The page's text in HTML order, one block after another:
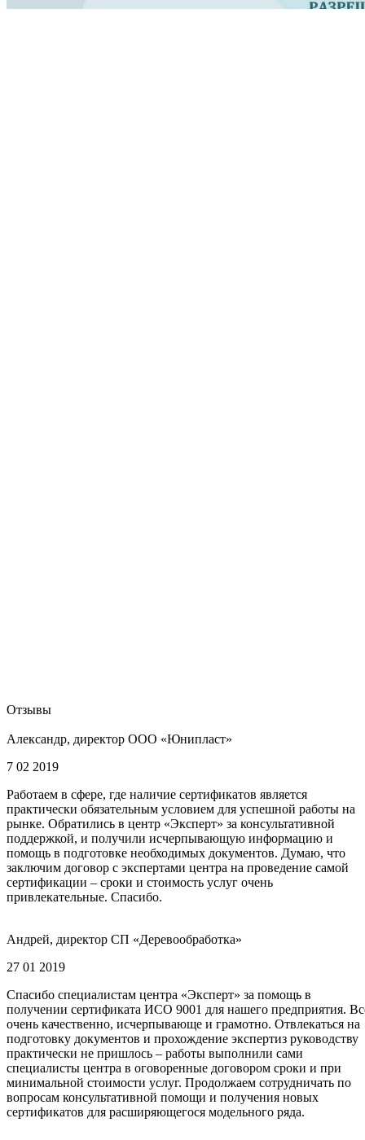
Отзывы
Александр, директор ООО «Юнипласт»
7 02 2019
Работаем в сфере, где наличие сертификатов является
практически обязательным условием для успешной работы на
рынке. Обратились в центр «Эксперт» за консультативной
поддержкой, и получили исчерпывающую информацию и
помощь в подготовке необходимых документов. Думаю, что
заключим договор с экспертами центра на проведение самой
сертификации – сроки и стоимость услуг очень
привлекательные. Спасибо.
Андрей, директор СП «Деревообработка»
27 01 2019
Спасибо специалистам центра «Эксперт» за помощь в
получении сертификата ИСО 9001 для нашего предприятия.
очень качественно, исчерпывающе и грамотно. Отвлекаться на
подготовку документов и прохождение экспертиз руководству
практически не пришлось – работы выполнили сами
специалисты центра в оговоренные договором сроки и при
минимальной стоимости услуг. Продолжаем сотрудничать по
вопросам консультативной помощи и получения новых
сертификатов для расширяющегося модельного ряда.